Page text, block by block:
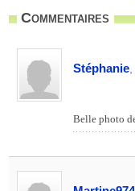
Commentaires
Stéphanie
Belle photo